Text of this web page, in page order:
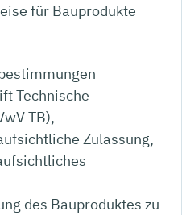
für Bauprodukte
Technische
TB),
Zulassung,
des Bauproduktes zu